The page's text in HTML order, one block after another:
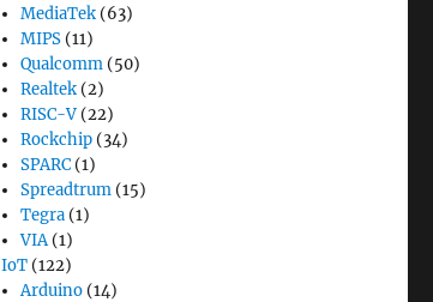
MediaTek (63)
MIPS (11)
Qualcomm (50)
Realtek (2)
RISC-V (22)
Rockchip (34)
SPARC (1)
Spreadtrum (15)
Tegra (1)
VIA(1)
IoT (122)
Arduino (14)